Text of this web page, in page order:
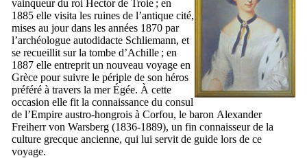
vainqueur du roi Hector de Troie ; en
1885 elle visita les ruines de l’antique cité,
mises au jour dans les années 1870 par
l’archéologue autodidacte Schliemann, et
se recueillit sur la tombe d’Achille ; en
1887 elle entreprit un nouveau voyage en
Grèce pour suivre le périple de son héros
préféré à travers la mer Égée. À cette
occasion elle fit la connaissance du consul
de l’Empire austro-hongrois à Corfou, le baron Alexander
Freiherr von Warsberg (1836-1889), un fin connaisseur de la
culture grecque ancienne, qui lui servit de guide lors de ce
voyage.